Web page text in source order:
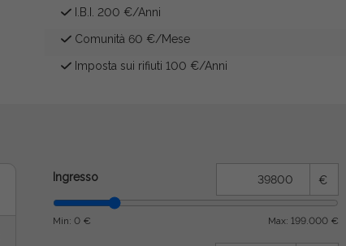
I.B.I. 200 €/Anni
Comunità 60 €/Mese
Imposta sui rifiuti 100 €/Anni
Ingresso €
Min: 0 € Max: 199.000 €